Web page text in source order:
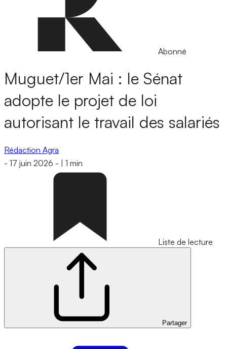
Abonné
Muguet/1er Mai : le Sénat
adopte le projet de loi
autorisant le travail des salariés
Rédaction Agra
- 17 juin 2026 - 1 min
Liste de lecture
Partager